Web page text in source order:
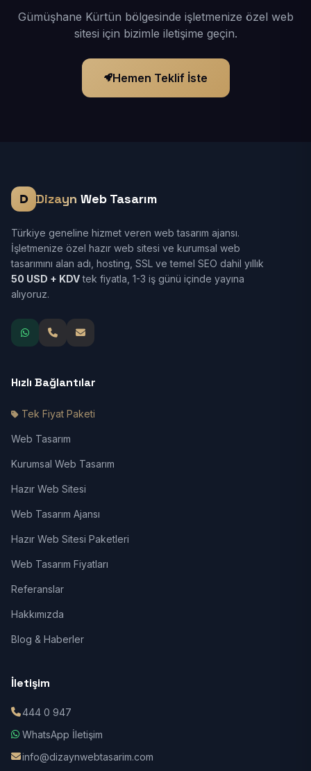
Gümüşhane Kürtün bölgesinde işletmenize özel web
sitesi için bizimle iletişime geçin.
Hemen Teklif İste
Dizayn Web Tasarım
Türkiye geneline hizmet veren web tasarım ajansı.
İşletmenize özel hazır web sitesi ve kurumsal web
tasarımını alan adı, hosting, SSL ve temel SEO dahil yıllık
50 USD + KDVtek fiyatla, 1-3 iş günü içinde yayına
alıyoruz.
Hızlı Bağlantılar
Tek Fiyat Paketi
Web Tasarım
Kurumsal Web Tasarım
Hazır Web Sitesi
Web Tasarım Ajansı
Hazır Web Sitesi Paketleri
Web Tasarım Fiyatları
Referanslar
Hakkımızda
Blog & Haberler
İletişim
444 0 947
WhatsApp İletişim
info@dizaynwebtasarim.com